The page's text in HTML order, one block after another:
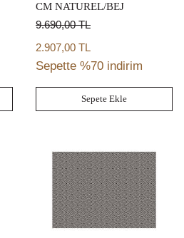
CM NATUREL/BEJ
9.690,00TL
2.907,00 TL
Sepette %70 indirim
Sepete Ekle